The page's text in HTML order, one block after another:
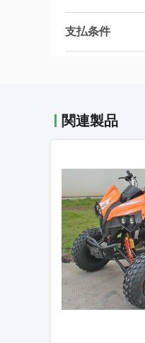
支払条件
関連製品